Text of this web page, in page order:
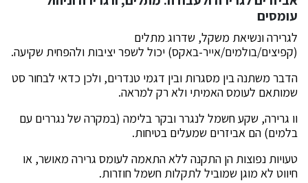
עומסים
לגרירה ונשיאת משקל, שדרוג מתלים
(קפיצים/בולמים/אייר-באקס) יכול לשפר יציבות ולהפחית שקיעה.
הדבר משתנה בין מסגרות ובין דגמי טנדרים, ולכן כדאי לבחור סט
שמותאם לעומס האמיתי ולא רק למראה.
וו גרירה, שקע חשמל לנגרר ובקר בלימה (במקרה של נגררים עם
בלמים) הם אביזרים שמעלים בטיחות.
טעויות נפוצות הן התקנה ללא התאמה לעומס גרירה מאושר, או
חיווט לא מוגן שמוביל לתקלות חשמל חוזרות.